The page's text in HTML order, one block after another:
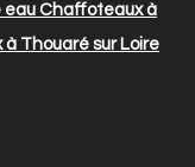
Chaffoteaux à
Thouaré sur Loire